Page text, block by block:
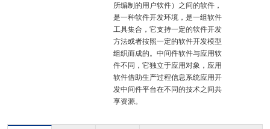
所编制的用户软件）之间的软件，
是一种软件开发环境，是一组软件
工具集合，它支持一定的软件开发
方法或者按照一定的软件开发模型
组织而成的。中间件软件与应用软
件不同，它独立于应用对象，应用
软件借助生产过程信息系统应用开
发中间件平台在不同的技术之间共
享资源。